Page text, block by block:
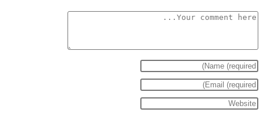
Comment
Enter
your
name
Enter
your
Enter